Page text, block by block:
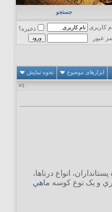
جستجو
کاربری
ذخیره؟
عبور
ابزارهای موضوع نحوه نمایش
1
انواع درناها،
و يک نوع کوسه ماهي